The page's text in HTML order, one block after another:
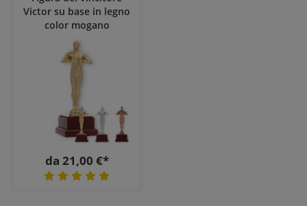
Victor su base in legno
color mogano
da 21,00 €*